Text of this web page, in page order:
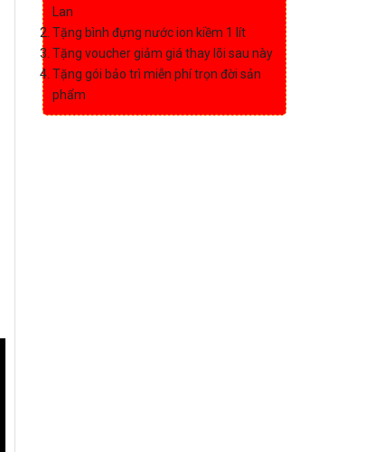
Lan
Tặng bình đựng nước ion kiềm 1 lít
Tặng voucher giảm giá thay lõi sau này
Tặng gói bảo trì miễn phí trọn đời sản
phẩm